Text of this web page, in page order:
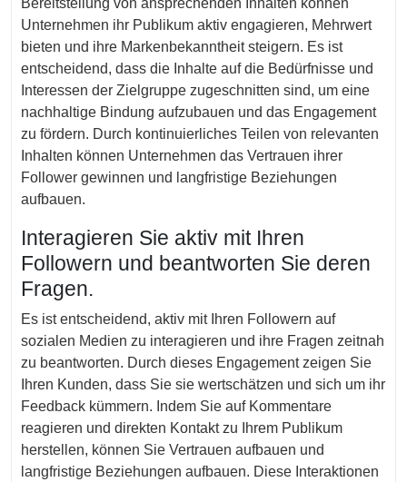
Unternehmen ihr Publikum aktiv engagieren, Mehrwert
bieten und ihre Markenbekanntheit steigern. Es ist
entscheidend, dass die Inhalte auf die Bedürfnisse und
Interessen der Zielgruppe zugeschnitten sind, um eine
nachhaltige Bindung aufzubauen und das Engagement
zu fördern. Durch kontinuierliches Teilen von relevanten
Inhalten können Unternehmen das Vertrauen ihrer
Follower gewinnen und langfristige Beziehungen
aufbauen.
Interagieren Sie aktiv mit Ihren
Followern und beantworten Sie deren
Fragen.
Es ist entscheidend, aktiv mit Ihren Followern auf
sozialen Medien zu interagieren und ihre Fragen zeitnah
zu beantworten. Durch dieses Engagement zeigen Sie
Ihren Kunden, dass Sie sie wertschätzen und sich um ihr
Feedback kümmern. Indem Sie auf Kommentare
reagieren und direkten Kontakt zu Ihrem Publikum
herstellen, können Sie Vertrauen aufbauen und
langfristige Beziehungen aufbauen. Diese Interaktionen